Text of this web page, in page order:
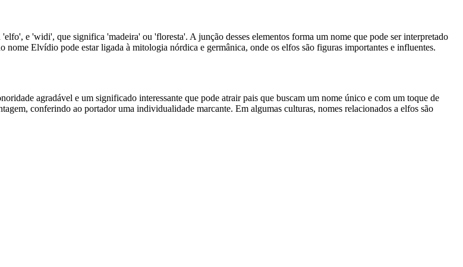
e 'widi', que significa 'madeira' ou 'floresta'. A junção desses elementos forma um nome que pode ser interpretado
Elvídio pode estar ligada à mitologia nórdica e germânica, onde os elfos são figuras importantes e influentes.
agradável e um significado interessante que pode atrair pais que buscam um nome único e com um toque de
conferindo ao portador uma individualidade marcante. Em algumas culturas, nomes relacionados a elfos são